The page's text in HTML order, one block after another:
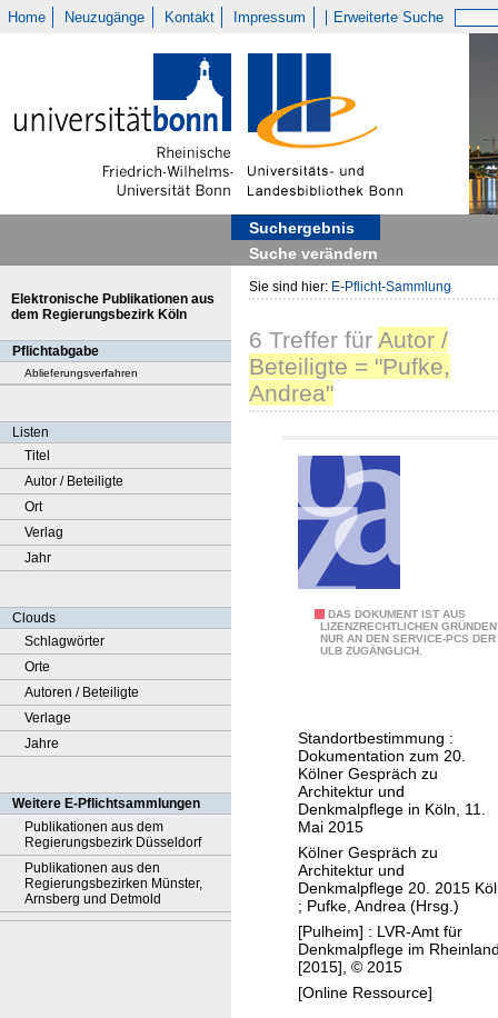
Home Neuzugänge Kontakt Impressum Erweiterte Suche
Suchergebnis
Suche verändern
Elektronische Publikationen aus
dem Regierungsbezirk Köln
Pflichtabgabe
Ablieferungsverfahren
Listen
Titel
Autor / Beteiligte
Ort
Verlag
Jahr
Clouds
Schlagwörter
Orte
Autoren / Beteiligte
Verlage
Jahre
Weitere E-Pflichtsammlungen
Publikationen aus dem
Regierungsbezirk Düsseldorf
Publikationen aus den
Regierungsbezirken Münster,
Arnsberg und Detmold
Sie sind hier: E-Pflicht-Sammlung
6 Treffer für Autor /
Beteiligte = "Pufke,
Andrea"
DAS DOKUMENT IST AUS
LIZENZRECHTLICHEN GRÜNDEN
NUR AN DEN SERVICE-PCS DER
ULB ZUGÄNGLICH.
r
e
G
a
r
t
e
n
d
e
n
Standortbestimmung :
Dokumentation zum 20.
Kölner Gespräch zu
Architektur und
Denkmalpflege in Köln, 11.
Mai 2015
Kölner Gespräch zu
Architektur und
Denkmalpflege 20. 2015
; Pufke, Andrea (Hrsg.)
[Pulheim] : LVR-Amt für
Denkmalpflege im
[2015], © 2015
[Online Ressource]